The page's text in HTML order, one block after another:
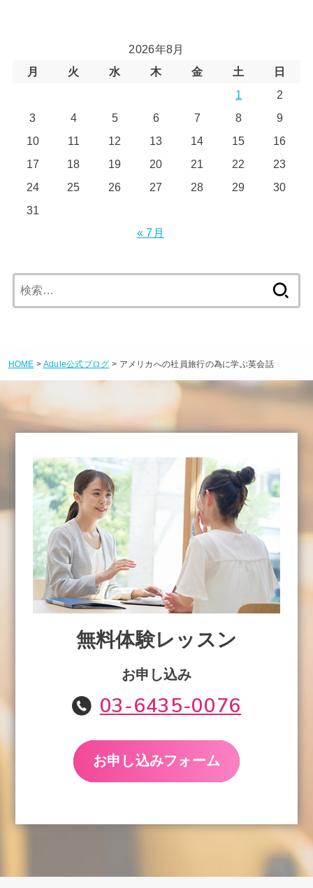
2026年8月
月
火 水 木 金 土
日
1
2
3
4 5 6 7 8
9
10
11 12 13 14 15
16
17
18 19 20 21 22
23
24
25 26 27 28 29
30
31
« 7月
索:
HOME > Adule公式ブログ > アメリカへの社員旅行の為に学ぶ英会話
無料体験レッスン
お申し込み
03-6435-0076
お申し込みフォーム